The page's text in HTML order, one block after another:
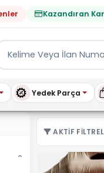
Kazandıran
Yedek Parça
›
AKTIF